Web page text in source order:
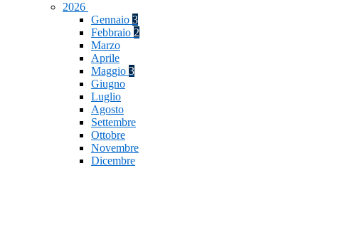
2026
Gennaio 3
Febbraio 2
Marzo
Aprile
Maggio 3
Giugno
Luglio
Agosto
Settembre
Ottobre
Novembre
Dicembre